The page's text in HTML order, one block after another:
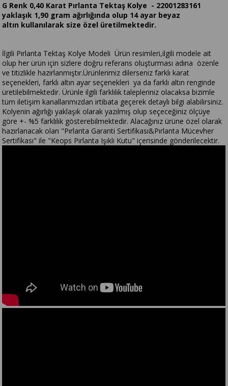
G Renk 0,40 Karat Pırlanta Tektaş Kolye - 22001283161
yaklaşık 1,90 gram ağırlığında olup 14 ayar beyaz
altın kullanılarak size özel üretilmektedir.
İlgili Pırlanta Tektaş Kolye Modeli Ürün resimleri,ilgili modele ait
olup her ürün için sizlere doğru referans oluşturması adına özenle
ve titizlikle hazırlanmıştır.Ürünlerimiz dilerseniz farklı karat
seçenekleri, farklı altın ayar seçenekleri ya da farklı altın renginde
üretilebilmektedir. Ürünle ilgili farklılık talepleriniz olacaksa bizimle
tüm iletişim kanallarımızdan irtibata geçerek detaylı bilgi alabilirsiniz.
Kolyenin ağırlığı yaklaşık olarak yazılmış olup seçeceğiniz ölçüye
göre +- %5 farklılık gösterebilmektedir. Alacağınız ürüne özel olarak
hazırlanacak olan "Pırlanta Garanti Sertifikası&Pırlanta Mücevher
Sertifikası" ile "Keops Pırlanta Işıklı Kutu" içerisinde gönderilecektir.